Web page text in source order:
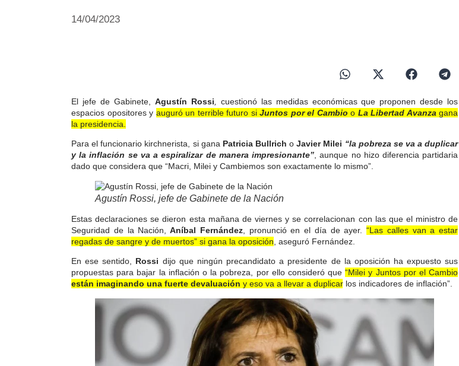
14/04/2023
El jefe de Gabinete, Agustín Rossi
cuestionó las medidas económicas que proponen desde los
espacios opositores y auguró un terrible futuro siJuntos por el Cambio o La Libertad Avanza gana
la presidencia.
Para el funcionario kirchnerista, si ganaPatricia BullrichoJavier Milei “la pobreza se va a duplicar
y la inflación se va a espiralizar de manera impresionante”, aunque no hizo diferencia partidaria
dado que considera que “Macri, Milei y Cambiemos son exactamente lo mismo”.
Agustín Rossi, jefe de Gabinete de la Nación
Estas declaraciones se dieron esta mañana de viernes y se correlacionan con las que el ministro de
Seguridad de la Nación,
Aníbal Fernández, pronunció en el día de ayer.“Las calles van a estar
regadas de sangre y de muertos” si gana la oposición , aseguró Fernández.
En ese sentido, Rossi dijo que ningún precandidato a presidente de la oposición ha expuesto sus
propuestas para bajar la inflación o la pobreza, por ello consideró que“Milei y Juntos por el Cambio
están imaginando una fuerte devaluación y eso va a llevar a duplicar los indicadores de inflación”.